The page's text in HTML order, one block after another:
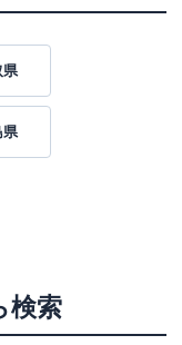
県
県
検索